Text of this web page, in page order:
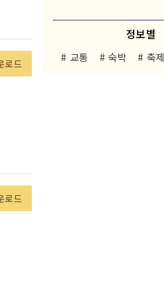
정보별
# 교통 # 숙박 # 축제
로드
로드